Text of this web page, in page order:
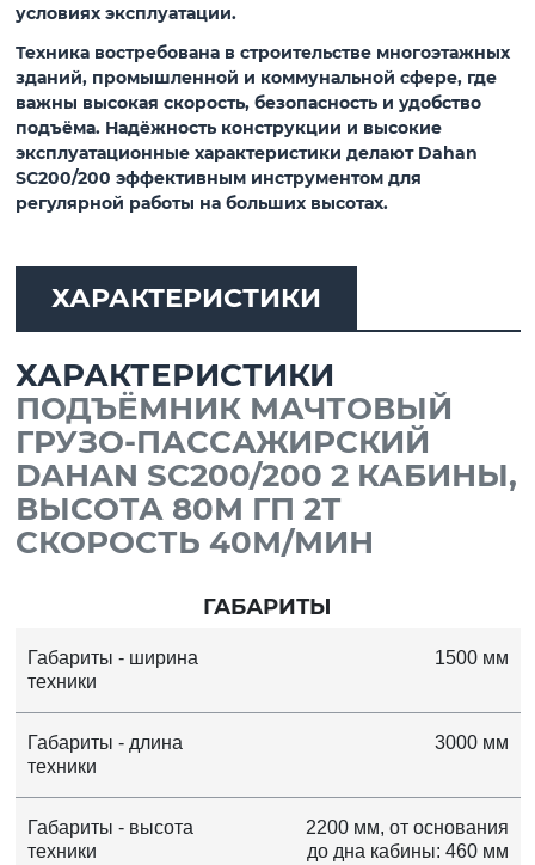
условиях эксплуатации.
Техника востребована в строительстве многоэтажных
зданий, промышленной и коммунальной сфере, где
важны высокая скорость, безопасность и удобство
подъёма. Надёжность конструкции и высокие
эксплуатационные характеристики делают Dahan
SC200/200 эффективным инструментом для
регулярной работы на больших высотах.
ХАРАКТЕРИСТИКИ
ХАРАКТЕРИСТИКИ
ПОДЪЁМНИК МАЧТОВЫЙ
ГРУЗО-ПАСCАЖИРСКИЙ
DAHAN SC200/200 2 КАБИНЫ,
ВЫСОТА 80М ГП 2Т
СКОРОСТЬ 40М/МИН
ГАБАРИТЫ
Габариты - ширина
техники
1500 мм
Габариты - длина
техники
3000 мм
Габариты - высота
техники
2200 мм, от основания
до дна кабины: 460 мм